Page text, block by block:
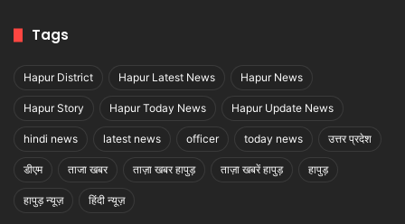
Tags
Hapur District Hapur Latest News Hapur News
Hapur Story Hapur Today News Hapur Update News
hindi news latest news officer today news उत्तर प्रदेश
डीएम ताजा खबर ताज़ा खबर हापुड़ ताज़ा खबरें हापुड़ हापुड़
हापुड़ न्यूज़ हिंदी न्यूज़